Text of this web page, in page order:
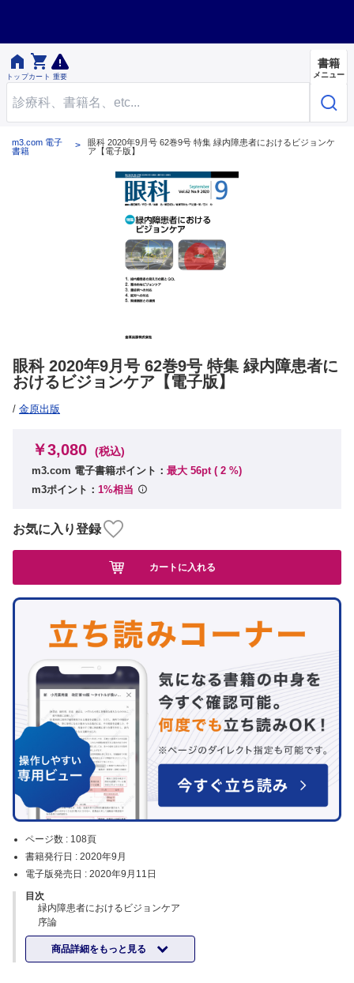

トップ

カート 重要
書籍
メニュー
m3.com 電子
書籍
眼科 2020年9月号 62巻9号 特集 緑内障患者におけるビジョンケ
ア【電子版】
眼科 2020年9月号 62巻9号 特集 緑内障患者に
おけるビジョンケア【電子版】
/ 金原出版
ページ数 : 108頁
書籍発行日 : 2020年9月
電子版発売日 : 2020年9月11日
目次
緑内障患者におけるビジョンケア
序論
1．緑内障患者の見え方の質とQOL
2．基本的なビジョンケア
3．重症例への対応
商品詳細をもっと見る
￥3,080 (税込)
m3.com 電子書籍ポイント： 最大 56pt ( 2 %)
m3ポイント： 1%相当
お気に入り登録
カートに入れる